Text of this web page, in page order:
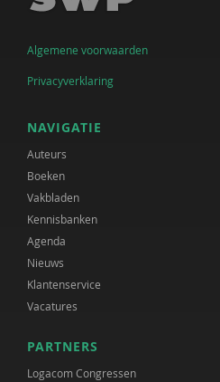
Algemene voorwaarden
Privacyverklaring
NAVIGATIE
Auteurs
Boeken
Vakbladen
Kennisbanken
Agenda
Nieuws
Klantenservice
Vacatures
PARTNERS
Logacom Congressen